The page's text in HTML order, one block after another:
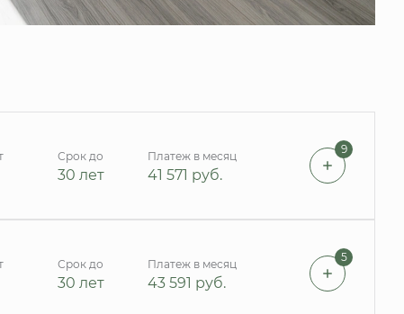
Срок до
30 лет
Платеж в месяц
41 571 руб.
9
Срок до
30 лет
Платеж в месяц
43 591 руб.
5